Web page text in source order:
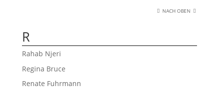
NACH OBEN
R
Rahab Njeri
Regina Bruce
Renate Fuhrmann